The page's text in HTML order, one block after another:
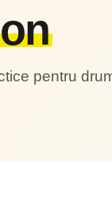
pentru